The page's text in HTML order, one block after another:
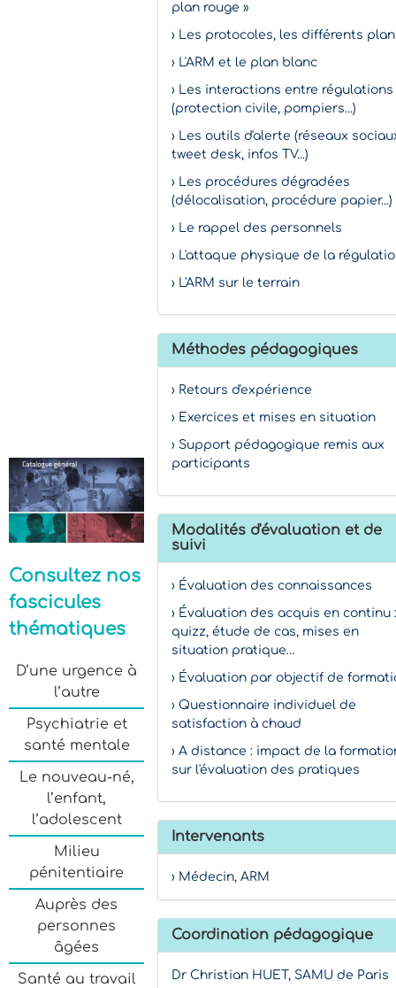
Consultez nos
fascicules
thématiques
D’une urgence à
l’autre
Psychiatrie et
santé mentale
Le nouveau-né,
l’enfant,
l’adolescent
Milieu
pénitentiaire
Auprès des
personnes
âgées
Santé au travail
plan rouge »
› Les protocoles, les différents
› L'ARM et le plan blanc
› Les interactions entre régulations
(protection civile, pompiers...)
› Les outils d'alerte (réseaux
tweet desk, infos TV...)
› Les procédures dégradées
(délocalisation, procédure papier...)
› Le rappel des personnels
› L'attaque physique de la
› L'ARM sur le terrain
Méthodes pédagogiques
› Retours d'expérience
› Exercices et mises en situation
› Support pédagogique remis aux
participants
Modalités d'évaluation et de
suivi
› Évaluation des connaissances
› Évaluation des acquis en continu :
quizz, étude de cas, mises en
situation pratique…
› Évaluation par objectif de
› Questionnaire individuel de
satisfaction à chaud
› A distance : impact de la
sur l'évaluation des pratiques
Intervenants
› Médecin, ARM
Coordination pédagogique
Dr Christian HUET, SAMU de Paris